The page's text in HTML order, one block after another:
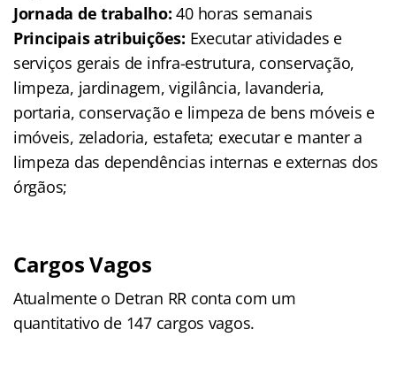
Jornada de trabalho: 40 horas semanais
Principais atribuições: Executar atividades e
serviços gerais de infra-estrutura, conservação,
limpeza, jardinagem, vigilância, lavanderia,
portaria, conservação e limpeza de bens móveis e
imóveis, zeladoria, estafeta; executar e manter a
limpeza das dependências internas e externas dos
órgãos;
Cargos Vagos
Atualmente o Detran RR conta com um
quantitativo de 147 cargos vagos.